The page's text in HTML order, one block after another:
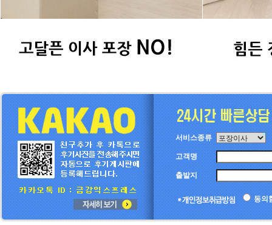
서비스종류
고객명
출발지
동의